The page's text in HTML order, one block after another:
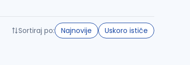
Sortiraj po: Najnovije Uskoro ističe